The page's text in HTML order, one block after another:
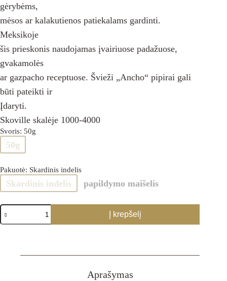
gėrybėms,
mėsos ar kalakutienos patiekalams gardinti.
Meksikoje
šis prieskonis naudojamas įvairiuose padažuose,
gvakamolės
ar gazpacho receptuose. Švieži „Ancho“ pipirai gali
būti pateikti ir
Įdaryti.
Skoville skalėje 1000-4000
Svoris: 50g
50g
Pakuotė: Skardinis indelis
Skardinis indelis papildymo maišelis
produkto
kiekis:
Čili
Į krepšelį
Aprašymas